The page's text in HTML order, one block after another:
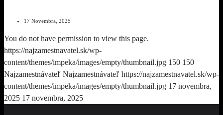
17 Novembra, 2025
You do not have permission to view this page.
https://najzamestnavatel.sk/wp-
content/themes/impeka/images/empty/thumbnail.jpg 150 150
Najzamestnávateľ Najzamestnávateľ https://najzamestnavatel.sk/wp-
content/themes/impeka/images/empty/thumbnail.jpg 17 novembra,
2025 17 novembra, 2025